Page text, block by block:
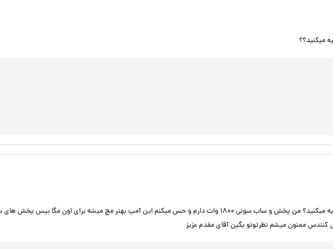
بین این آمپ با آمپ پایونیر ۸۷۰۱ کدوم رو توصیه میکنید؟ من پخش و ساب سونی ۱۸۰۰ وات دارم و حس میکنم این آمپ بهتر مچ میشه برای اون مگا
ممنون میشم نظرتونو بگین آقای مقدم عزیز